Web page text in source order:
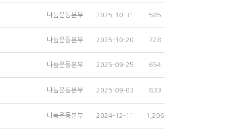
나눔운동본부 2025-10-31 585
나눔운동본부 2025-10-20 728
나눔운동본부 2025-09-25 654
나눔운동본부 2025-09-03 833
나눔운동본부 2024-12-11 1,206